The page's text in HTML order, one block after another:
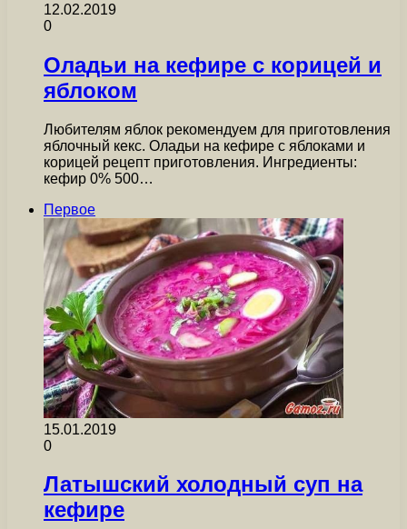
12.02.2019
0
Оладьи на кефире с корицей и
яблоком
Любителям яблок рекомендуем для приготовления
яблочный кекс. Оладьи на кефире с яблоками и
корицей рецепт приготовления. Ингредиенты:
кефир 0% 500…
Первое
15.01.2019
0
Латышский холодный суп на
кефире